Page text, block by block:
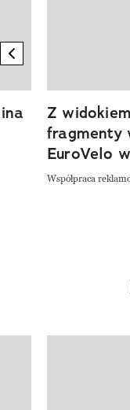
previous element
Z
fragmenty
EuroVelo
Współpraca